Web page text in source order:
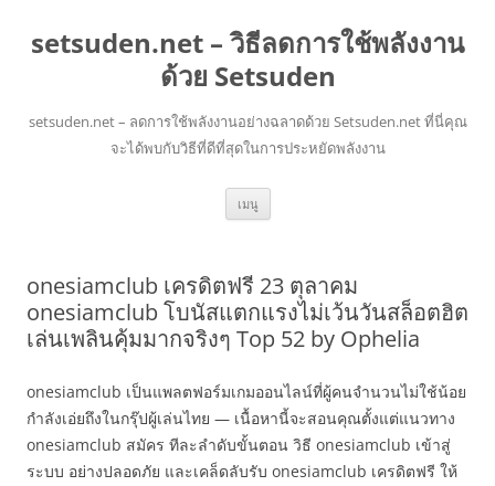
setsuden.net – วิธีลดการใช้พลังงาน
ด้วย Setsuden
setsuden.net – ลดการใช้พลังงานอย่างฉลาดด้วย Setsuden.net ที่นี่คุณ
จะได้พบกับวิธีที่ดีที่สุดในการประหยัดพลังงาน
เมนู ข้าม
ยัง
onesiamclub เครดิตฟรี 23 ตุลาคม
onesiamclub โบนัสแตกแรงไม่เว้นวันสล็อตฮิต
เล่นเพลินคุ้มมากจริงๆ Top 52 by Ophelia
onesiamclub เป็นแพลตฟอร์มเกมออนไลน์ที่ผู้คนจำนวนไม่ใช้น้อย
กำลังเอ่ยถึงในกรุ๊ปผู้เล่นไทย — เนื้อหานี้จะสอนคุณตั้งแต่แนวทาง
onesiamclub สมัคร ทีละลำดับขั้นตอน วิธี onesiamclub เข้าสู่
ระบบ อย่างปลอดภัย และเคล็ดลับรับ onesiamclub เครดิตฟรี ให้